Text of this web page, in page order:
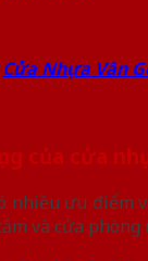
Cửa Nhựa Vân
của cửa
nhiều ưu điểm
và cửa phòng